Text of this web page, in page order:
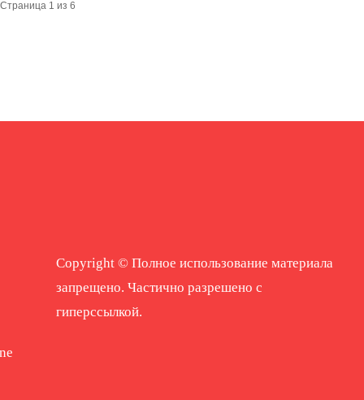
Страница 1 из 6
Copyright © Полное использование материала
запрещено. Частично разрешено с
гиперссылкой.